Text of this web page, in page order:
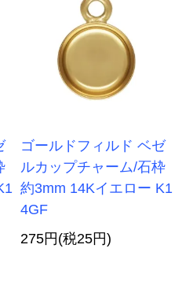
ゴールドフィルド ベゼ
ルカップチャーム/石枠
約3mm 14Kイエロー K1
4GF
275円(税25円)